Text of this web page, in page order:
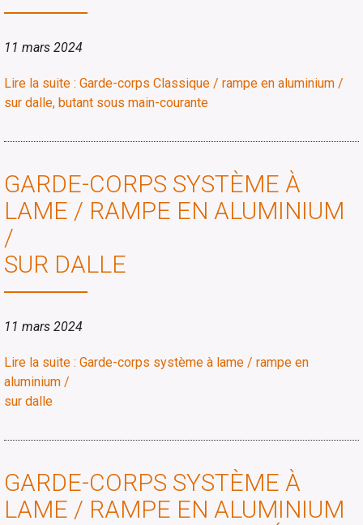
11 mars 2024
Lire la suite : Garde-corps Classique / rampe en aluminium /
sur dalle, butant sous main-courante
GARDE-CORPS SYSTÈME À
LAME / RAMPE EN ALUMINIUM
/
SUR DALLE
11 mars 2024
Lire la suite : Garde-corps système à lame / rampe en
aluminium /
sur dalle
GARDE-CORPS SYSTÈME À
LAME / RAMPE EN ALUMINIUM